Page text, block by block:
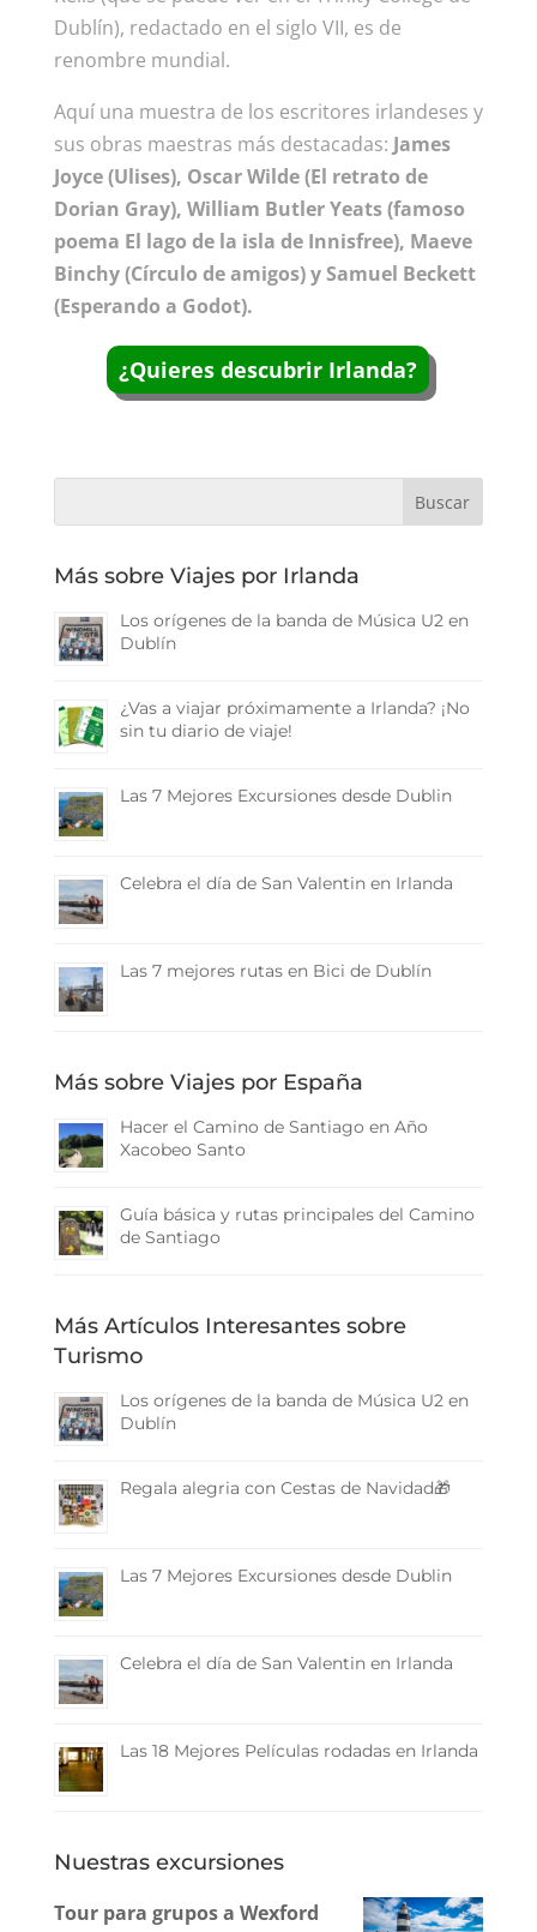
Dublín), redactado en el siglo VII, es de
renombre mundial.
Aquí una muestra de los escritores irlandeses y
sus obras maestras más destacadas: James
Joyce (Ulises), Oscar Wilde (El retrato de
Dorian Gray), William Butler Yeats (famoso
poema El lago de la isla de Innisfree), Maeve
Binchy (Círculo de amigos) y Samuel Beckett
(Esperando a Godot).
¿Quieres descubrir Irlanda?
Más sobre Viajes por Irlanda
Los orígenes de la banda de Música U2 en
Dublín
¿Vas a viajar próximamente a Irlanda? ¡No
sin tu diario de viaje!
Las 7 Mejores Excursiones desde Dublin
Celebra el día de San Valentin en Irlanda
Las 7 mejores rutas en Bici de Dublín
Más sobre Viajes por España
Hacer el Camino de Santiago en Año
Xacobeo Santo
Guía básica y rutas principales del Camino
de Santiago
Más Artículos Interesantes sobre
Turismo
Los orígenes de la banda de Música U2 en
Dublín
Regala alegria con Cestas de Navidad🎁
Las 7 Mejores Excursiones desde Dublin
Celebra el día de San Valentin en Irlanda
Las 18 Mejores Películas rodadas en Irlanda
Nuestras excursiones
Tour para grupos a Wexford